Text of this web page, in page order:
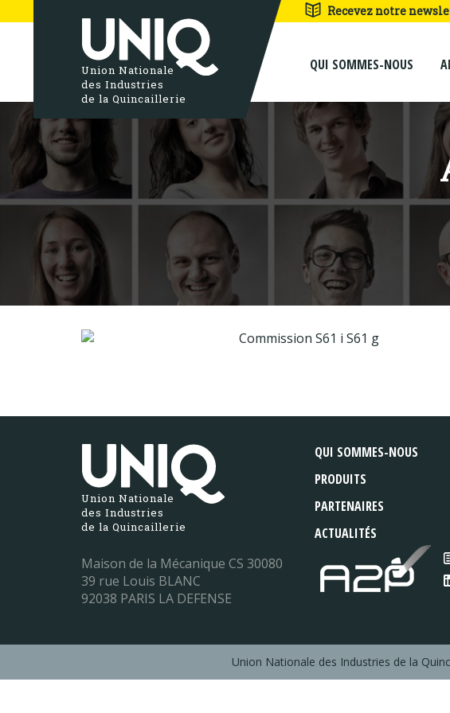
Union Nationale
des Industries
de la Quincaillerie
Recevez notre
QUI SOMMES-NOUS
Union Nationale
des Industries
de la Quincaillerie
Maison de la Mécanique CS 30080
39 rue Louis BLANC
92038 PARIS LA DEFENSE
QUI SOMMES-NOUS
PRODUITS
PARTENAIRES
ACTUALITÉS
Union Nationale des Industries de la